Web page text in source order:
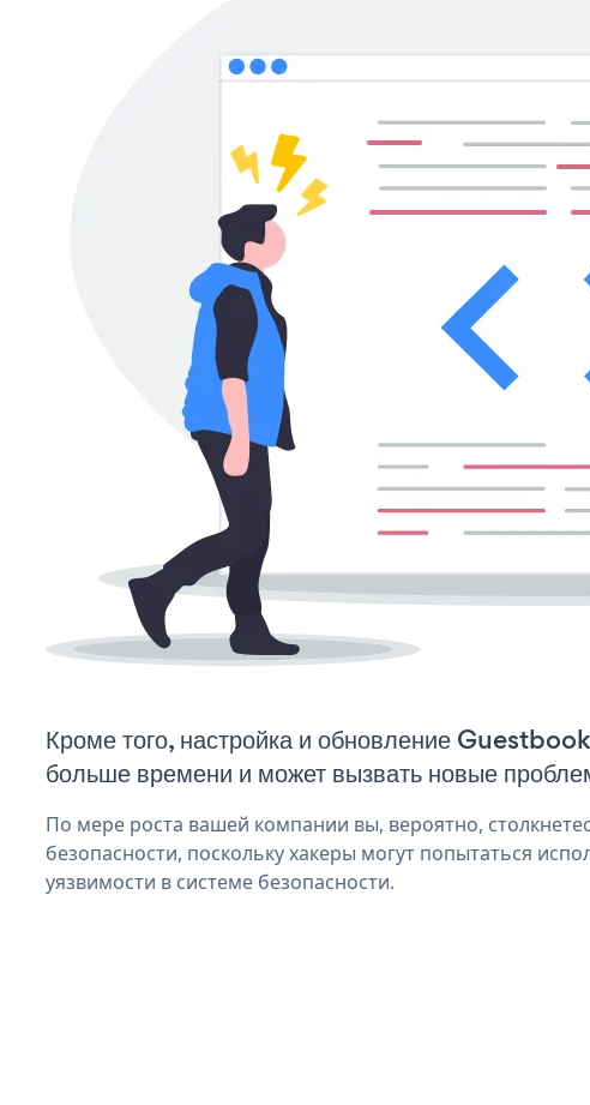
Кроме того, настройка и обновление
больше времени и может вызвать новые
По мере роста вашей компании вы, вероятно,
безопасности, поскольку хакеры могут попытаться
уязвимости в системе безопасности.